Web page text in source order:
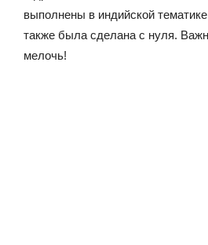
выполнены в индийской
также была сделана с нуля.
мелочь!